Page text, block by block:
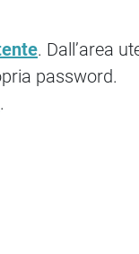
. Dall’area
password.
.